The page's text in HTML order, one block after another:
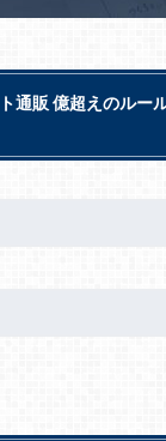
通販 億超えのルー